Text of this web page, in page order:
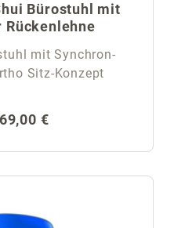
Bürostuhl mit
Rückenlehne
mit Synchron-
Sitz-Konzept
Preis:
€